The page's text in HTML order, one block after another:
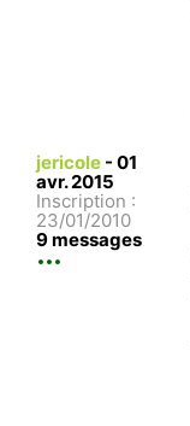
jericole - 01
avr. 2015
Inscription :
23/01/2010
9 messages